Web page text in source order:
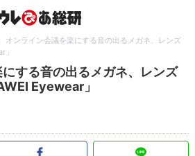
オンライン会議を楽にする音の出るメガネ、レンズ
」
する音の出るメガネ、レンズ
Eyewear」